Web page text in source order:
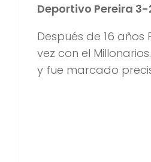
Deportivo Pereira
Después de 16
vez con el
y fue marcado